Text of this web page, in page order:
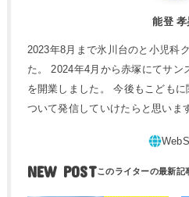
能登 孝
2023年8月まで氷川台のと小児科
た。 2024年4月から赤塚にてサン
を開業しました。 今後もこども
ついて発信していけたらと思いま
NEW POST